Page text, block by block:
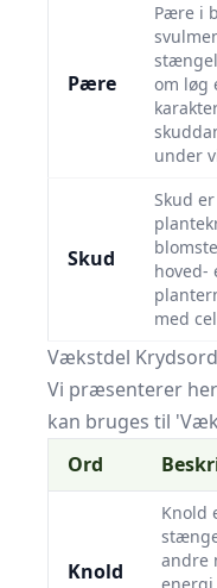
Pære
Pære i
om løg
under
Skud
Skud
hoved-
med
Vækstdel
Vi præsenterer
kan bruges til
Ord
Knold
Knold
andre